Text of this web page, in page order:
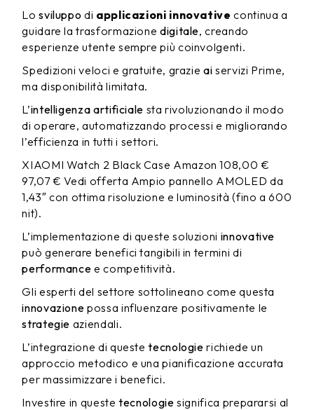
Losviluppo di applicazioni innovative continua a
guidare la trasformazione digitale, creando
esperienze utente sempre più coinvolgenti.
Spedizioni veloci e gratuite, grazieai servizi Prime,
ma disponibilità limitata.
L’intelligenza artificiale sta rivoluzionando il modo
di operare, automatizzando processi e migliorando
l’efficienza in tutti i settori.
XIAOMI Watch 2 Black Case Amazon 108,00 €
97,07 € Vedi offerta Ampio pannello AMOLED da
1,43″ con ottima risoluzione e luminosità (fino a 600
nit).
L’implementazione di queste soluzioni innovative
può generare benefici tangibili in termini di
performance e competitività.
Gli esperti del settore sottolineano come questa
innovazione possa influenzare positivamente le
strategie aziendali.
L’integrazione di questetecnologie richiede un
approccio metodico e una pianificazione accurata
per massimizzare i benefici.
Investire in questetecnologie significa prepararsi al